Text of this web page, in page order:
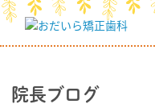
院長ブログ